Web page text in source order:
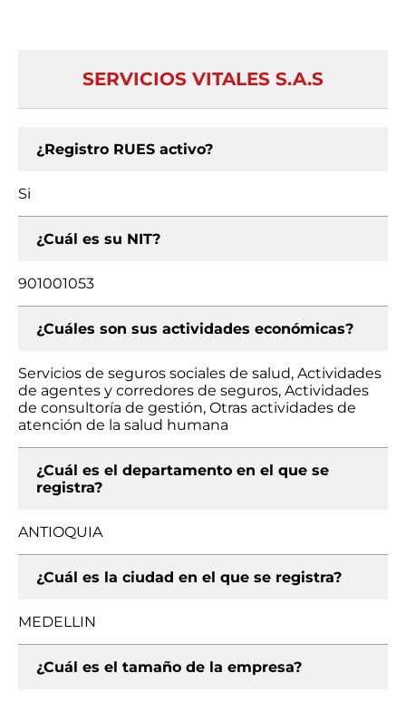
SERVICIOS VITALES S.A.S
¿Registro RUES activo?
Si
¿Cuál es su NIT?
901001053
¿Cuáles son sus actividades económicas?
Servicios de seguros sociales de salud, Actividades
de agentes y corredores de seguros, Actividades
de consultoría de gestión, Otras actividades de
atención de la salud humana
¿Cuál es el departamento en el que se
registra?
ANTIOQUIA
¿Cuál es la ciudad en el que se registra?
MEDELLIN
¿Cuál es el tamaño de la empresa?